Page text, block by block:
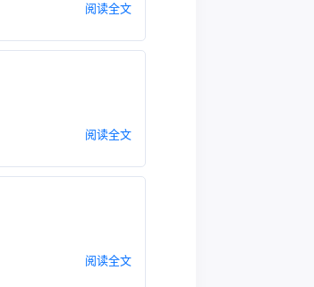
阅读全文
阅读全文
阅读全文